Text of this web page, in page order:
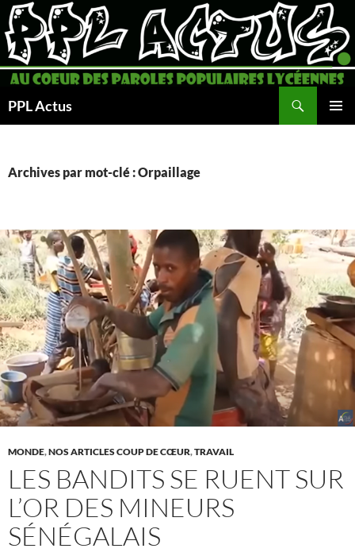
Aller
au
contenu
PPL Actus
Archives par mot-clé : Orpaillage
MONDE,NOS ARTICLES COUP DE CŒUR,TRAVAIL
LES BANDITS SE RUENT SUR
L’OR DES MINEURS
SÉNÉGALAIS